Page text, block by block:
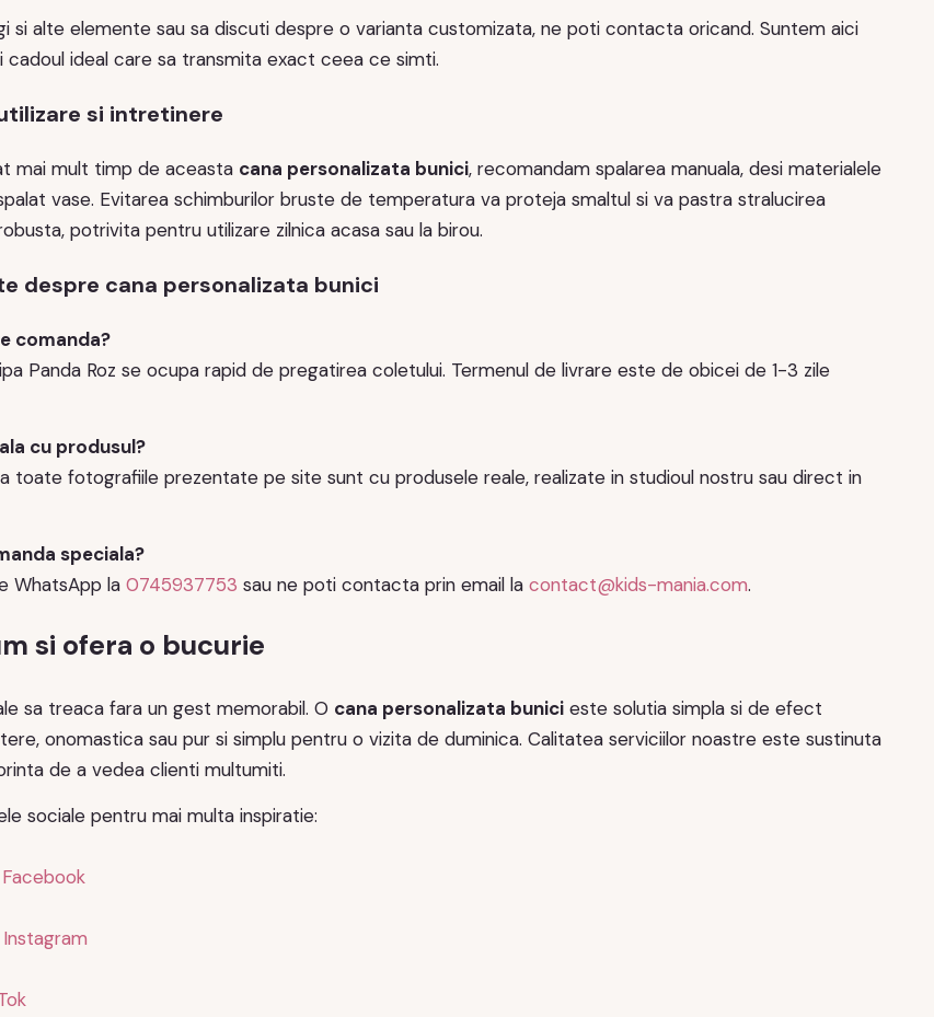
si alte elemente sau sa discuti despre o varianta customizata, ne poti contacta oricand. Suntem aici
cadoul ideal care sa transmita exact ceea ce simti.
si intretinere
mai mult timp de aceasta cana personalizata bunici, recomandam spalarea manuala, desi materialele
vase. Evitarea schimburilor bruste de temperatura va proteja smaltul si va pastra stralucirea
potrivita pentru utilizare zilnica acasa sau la birou.
despre cana personalizata bunici
comanda?
Panda Roz se ocupa rapid de pregatirea coletului. Termenul de livrare este de obicei de 1-3 zile
cu produsul?
toate fotografiile prezentate pe site sunt cu produsele reale, realizate in studioul nostru sau direct in
speciala?
WhatsApp la 0745937753 sau ne poti contacta prin email la contact@kids-mania.com.
si ofera o bucurie
sa treaca fara un gest memorabil. O cana personalizata bunici este solutia simpla si de efect
onomastica sau pur si simplu pentru o vizita de duminica. Calitatea serviciilor noastre este sustinuta
de a vedea clienti multumiti.
sociale pentru mai multa inspiratie:
Instagram